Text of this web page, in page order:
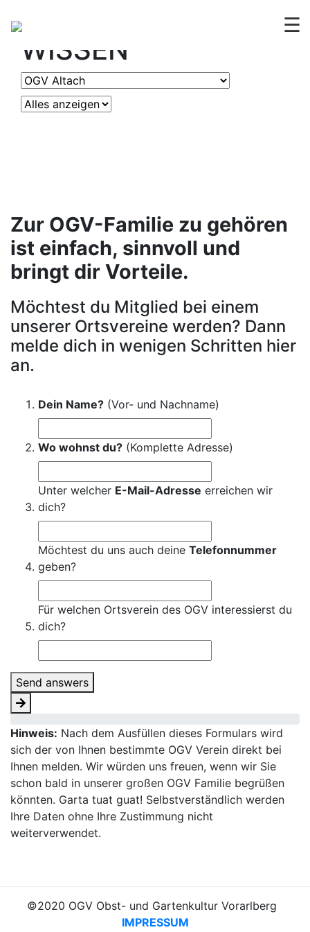
☰
OGV
WISSEN
Zur OGV-Familie zu gehören
ist einfach, sinnvoll und
bringt dir Vorteile.
Möchtest du Mitglied bei einem
unserer Ortsvereine werden? Dann
melde dich in wenigen Schritten hier
an.
Dein Name? (Vor- und Nachname)
Wo wohnst du? (Komplette Adresse)
Unter welcher E-Mail-Adresse erreichen wir
dich?
Möchtest du uns auch deine Telefonnummer
geben?
Für welchen Ortsverein des OGV interessierst du
dich?
Send answers
Hinweis: Nach dem Ausfüllen dieses Formulars wird
sich der von Ihnen bestimmte OGV Verein direkt bei
Ihnen melden. Wir würden uns freuen, wenn wir Sie
schon bald in unserer großen OGV Familie begrüßen
könnten. Garta tuat guat! Selbstverständlich werden
Ihre Daten ohne Ihre Zustimmung nicht
weiterverwendet.
©2020 OGV Obst- und Gartenkultur Vorarlberg
IMPRESSUM